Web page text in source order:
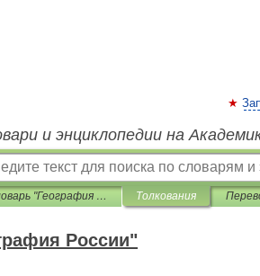
и энциклопедии на
Словарь "География России" Толкования
России"